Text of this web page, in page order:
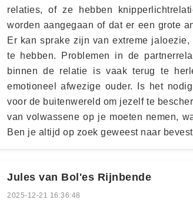
relaties, of ze hebben
worden aangegaan of dat er een grote
Er kan sprake zijn van extreme
te hebben. Problemen in de
binnen de relatie is vaak terug te
emotioneel afwezige ouder. Is het
voor de buitenwereld om jezelf te
van volwassene op je moeten nemen,
Ben je altijd op zoek geweest naar
Jules van Bol'es Rijnbende
2025-12-21 16:36:48